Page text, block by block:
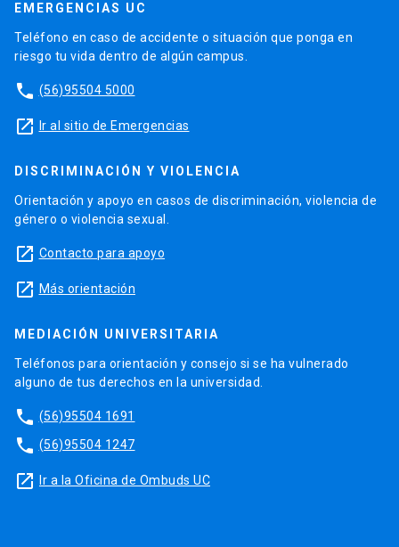
EMERGENCIAS UC
Teléfono en caso de accidente o situación que ponga en
riesgo tu vida dentro de algún campus.
phone (56)95504 5000
launch Ir al sitio de Emergencias
DISCRIMINACIÓN Y VIOLENCIA
Orientación y apoyo en casos de discriminación, violencia de
género o violencia sexual.
launch Contacto para apoyo
launch Más orientación
MEDIACIÓN UNIVERSITARIA
Teléfonos para orientación y consejo si se ha vulnerado
alguno de tus derechos en la universidad.
phone (56)95504 1691
phone (56)95504 1247
launch Ir a la Oficina de Ombuds UC